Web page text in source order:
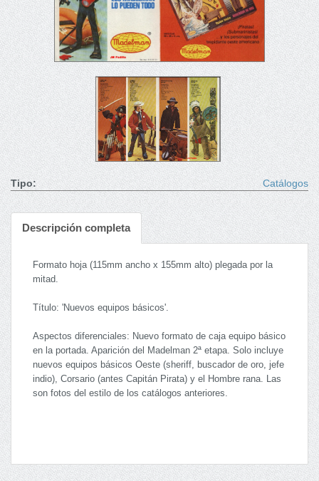
Tipo: Catálogos
Descripción completa
Formato hoja (115mm ancho x 155mm alto) plegada por la
mitad.
Título: 'Nuevos equipos básicos'.
Aspectos diferenciales: Nuevo formato de caja equipo básico
en la portada. Aparición del Madelman 2ª etapa. Solo incluye
nuevos equipos básicos Oeste (sheriff, buscador de oro, jefe
indio), Corsario (antes Capitán Pirata) y el Hombre rana. Las
son fotos del estilo de los catálogos anteriores.